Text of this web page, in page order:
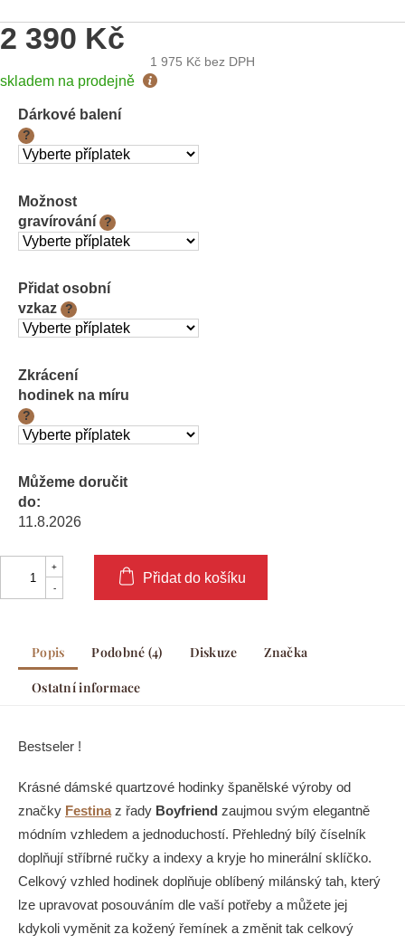
2 390 Kč
1 975 Kč bez DPH
Měrná
skladem na prodejně
Dárkové balení
?
Možnost
gravírování
?
Přidat osobní
vzkaz
?
Zkrácení
hodinek na míru
?
Můžeme doručit
do:
11.8.2026
Přidat do košíku
Popis Podobné (4) Diskuze Značka
Ostatní informace
Bestseler !
Krásné dámské quartzové hodinky španělské výroby od
značky Festinaz řady Boyfriend zaujmou svým elegantně
módním vzhledem a jednoduchostí. Přehledný bílý číselník
doplňují stříbrné ručky a indexy a kryje ho minerální sklíčko.
Celkový vzhled hodinek doplňuje oblíbený milánský tah, který
lze upravovat posouváním dle vaší potřeby a můžete jej
kdykoli vyměnit za kožený řemínek a změnit tak celkový